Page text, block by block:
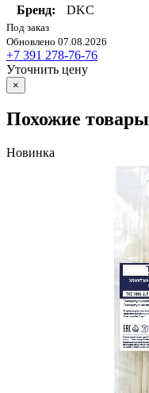
Бренд:
DKC
Под заказ
Обновлено 07.08.2026
+7 391 278-76-76
Уточнить цену
×
Похожие товары
Новинка